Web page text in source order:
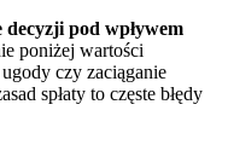
pod wpływem
poniżej wartości
czy zaciąganie
spłaty to częste błędy